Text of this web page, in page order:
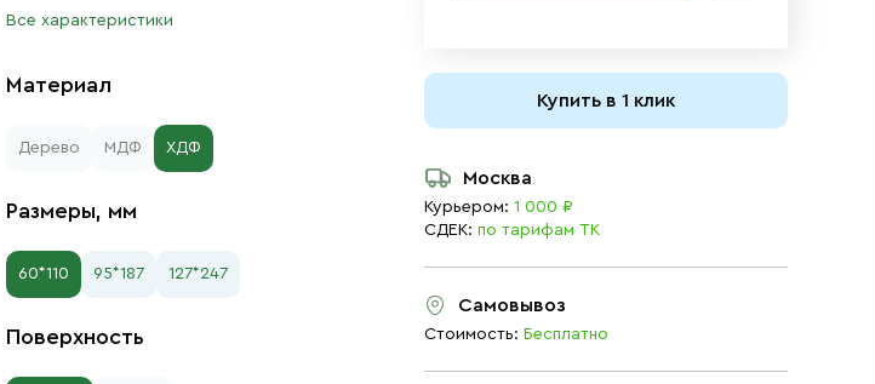
Все характеристики
Материал
Дерево МДФ ХДФ
Размеры, мм
60*110 95*187 127*247
Поверхность
Купить в 1 клик
Москва
Курьером: 1 000 ₽
СДЕК: по тарифам ТК
Самовывоз
Стоимость: Бесплатно